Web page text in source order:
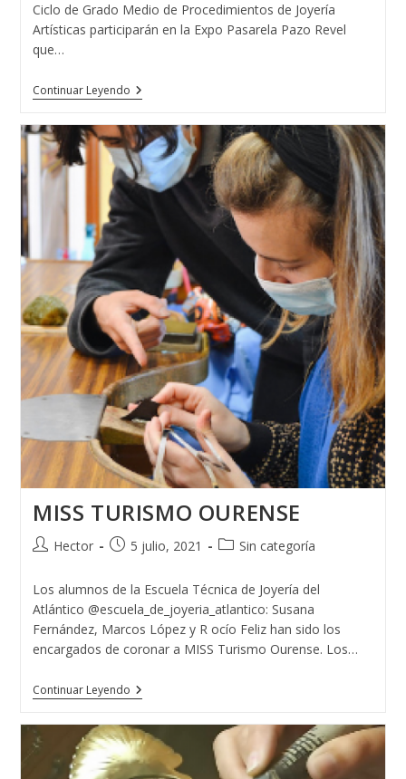
Ciclo de Grado Medio de Procedimientos de Joyería
Artísticas participarán en la Expo Pasarela Pazo Revel
que…
Continuar LeyendoPASARELA
PAZO
MISS TURISMO OURENSE
Autor
la
entrada:
Hector
Publicación
la
entrada:
5 julio, 2021
Categoría
la
entrada:
Sin categoría
Los alumnos de la Escuela Técnica de Joyería del
Atlántico @escuela_de_joyeria_atlantico: Susana
Fernández, Marcos López y R ocío Feliz han sido los
encargados de coronar a MISS Turismo Ourense. Los…
Continuar LeyendoMISS
TURISMO